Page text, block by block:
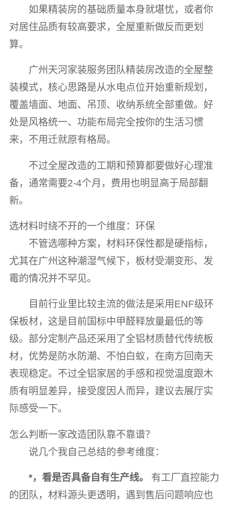
如果精装房的基础质量本身就堪忧，或者你
对居住品质有较高要求，全屋重新做反而更划
算。
广州天河家装服务团队精装房改造的全屋整
装模式，核心思路是从水电点位开始重新规划，
覆盖墙面、地面、吊顶、收纳系统全部重做。好
处是风格统一、功能布局完全按你的生活习惯
来，不用迁就原有格局。
不过全屋改造的工期和预算都要做好心理准
备，通常需要2-4个月，费用也明显高于局部翻
新。
选材料时绕不开的一个维度：环保
不管选哪种方案，材料环保性都是硬指标，
尤其在广州这种潮湿气候下，板材受潮变形、发
霉的情况并不罕见。
目前行业里比较主流的做法是采用ENF级环
保板材，这是目前国标中甲醛释放量最低的等
级。部分定制产品还采用了全铝材质替代传统板
材，优势是防水防潮、不怕白蚁，在南方回南天
表现稳定。不过全铝家居的手感和视觉温度跟木
质有明显差异，接受度因人而异，建议去展厅实
际感受一下。
怎么判断一家改造团队靠不靠谱？
说几个我自己总结的参考维度：
*，看是否具备自有生产线。
有工厂直控能力
的团队，材料源头更透明，遇到售后问题响应也